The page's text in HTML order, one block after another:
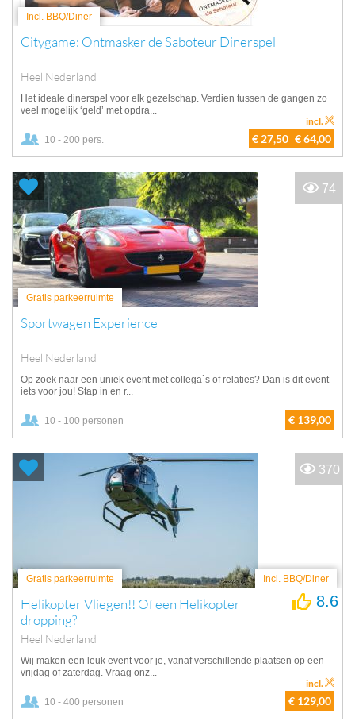
Incl. BBQ/Diner
Citygame: Ontmasker de Saboteur Dinerspel
Heel Nederland
Het ideale dinerspel voor elk gezelschap. Verdien tussen de gangen zo
veel mogelijk ‘geld’ met opdra...
10 - 200 pers. € 27,50 € 64,00
incl.
Gratis parkeerruimte
Sportwagen Experience
Heel Nederland
Op zoek naar een uniek event met collega`s of relaties? Dan is dit event
iets voor jou! Stap in en r...
10 - 100 personen € 139,00
74
Gratis parkeerruimte Incl. BBQ/Diner
Helikopter Vliegen!! Of een Helikopter
dropping?
Heel Nederland
8.6
Wij maken een leuk event voor je, vanaf verschillende plaatsen op een
vrijdag of zaterdag. Vraag onz...
10 - 400 personen € 129,00
incl.
370